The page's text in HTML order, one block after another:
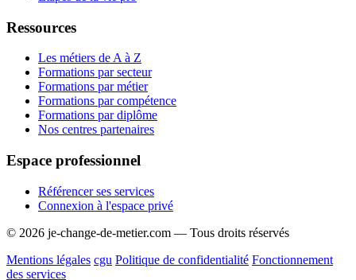
Ressources
Les métiers de A à Z
Formations par secteur
Formations par métier
Formations par compétence
Formations par diplôme
Nos centres partenaires
Espace professionnel
Référencer ses services
Connexion à l'espace privé
© 2026 je-change-de-metier.com — Tous droits réservés
Mentions légales cgu Politique de confidentialité Fonctionnement
des services